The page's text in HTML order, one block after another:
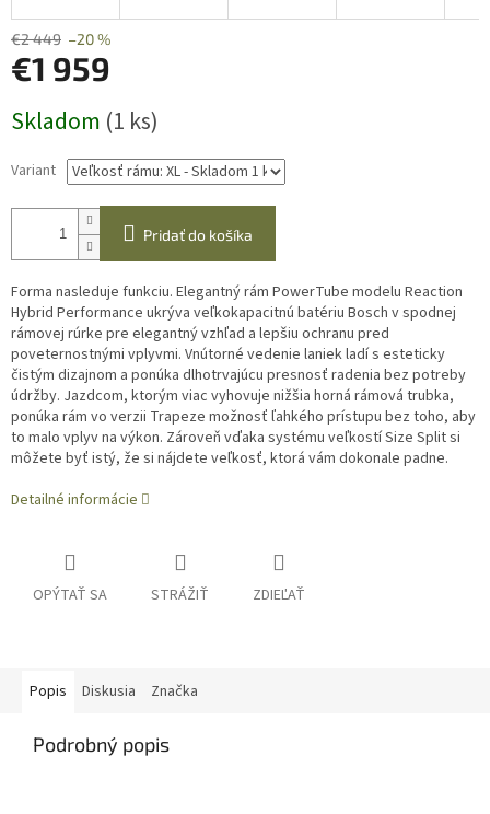
€2 449 –20 %
€1 959
cena:
Skladom (1 ks)
Variant
Pridať do košíka
Forma nasleduje funkciu. Elegantný rám PowerTube modelu Reaction
Hybrid Performance ukrýva veľkokapacitnú batériu Bosch v spodnej
rámovej rúrke pre elegantný vzhľad a lepšiu ochranu pred
poveternostnými vplyvmi. Vnútorné vedenie laniek ladí s esteticky
čistým dizajnom a ponúka dlhotrvajúcu presnosť radenia bez potreby
údržby. Jazdcom, ktorým viac vyhovuje nižšia horná rámová trubka,
ponúka rám vo verzii Trapeze možnosť ľahkého prístupu bez toho, aby
to malo vplyv na výkon. Zároveň vďaka systému veľkostí Size Split si
môžete byť istý, že si nájdete veľkosť, ktorá vám dokonale padne.
Detailné informácie
OPÝTAŤ SA STRÁŽIŤ ZDIEĽAŤ
Popis Diskusia Značka
Podrobný popis